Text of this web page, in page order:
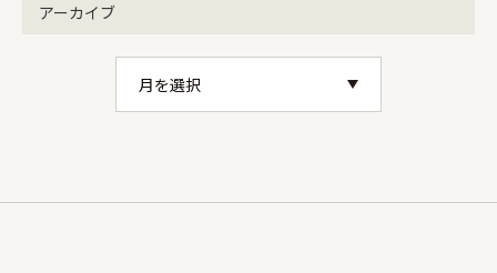
アーカイブ